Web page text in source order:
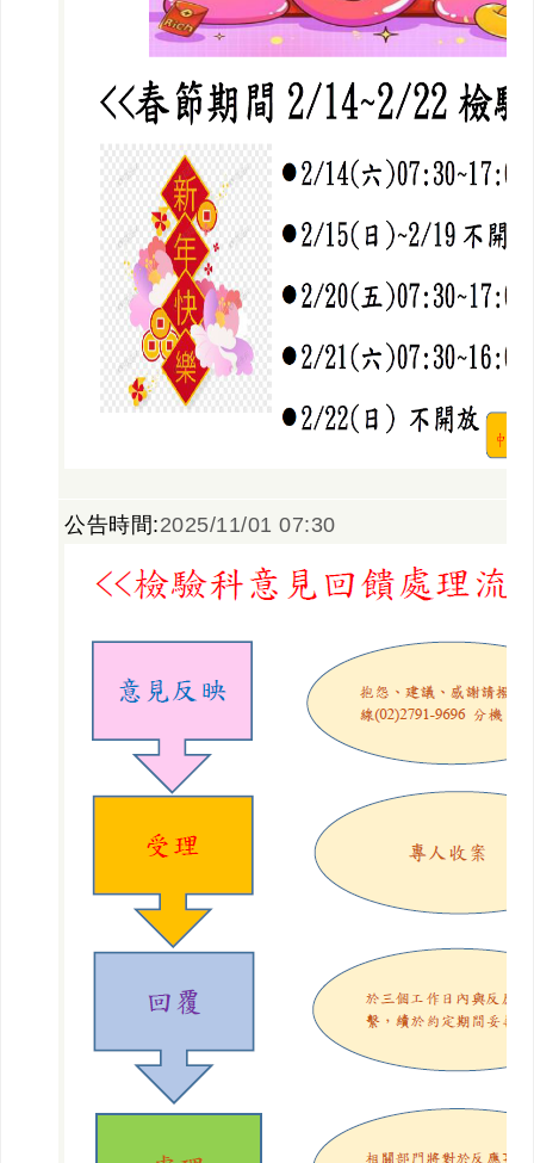
公告時間:2025/11/01 07:30